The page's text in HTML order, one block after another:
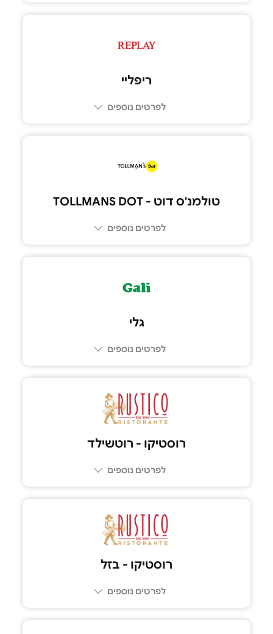
ריפליי
לפרטים נוספים
טולמנ'ס דוט - TOLLMANS DOT
לפרטים נוספים
גלי
לפרטים נוספים
רוסטיקו - רוטשילד
לפרטים נוספים
רוסטיקו - בזל
לפרטים נוספים